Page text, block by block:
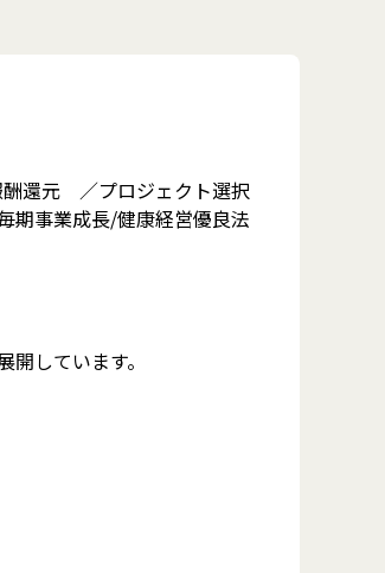
酬還元 ／プロジェクト選択
期事業成長/健康経営優良法
しています。